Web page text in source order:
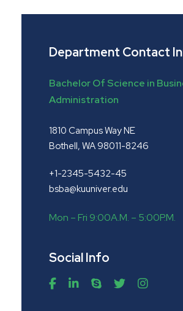
Department Contact
Bachelor Of Science in
Administration
1810 Campus Way NE
Bothell, WA 98011-8246
+1-2345-5432-45
bsba@kuuniver.edu
Mon – Fri 9:00A.M. – 5:00P.M.
Social Info